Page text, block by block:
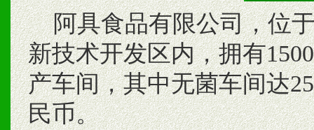
阿具食品有限公司，位
新技术开发区内，拥有
产车间，其中无菌车间达
民币。